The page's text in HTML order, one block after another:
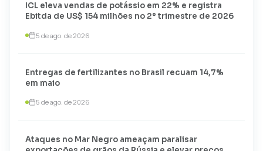
ICL eleva vendas de potássio em 22% e registra
Ebitda de US$ 154 milhões no 2º trimestre de 2026
5 de ago. de 2026
Entregas de fertilizantes no Brasil recuam 14,7%
em maio
5 de ago. de 2026
Ataques no Mar Negro ameaçam paralisar